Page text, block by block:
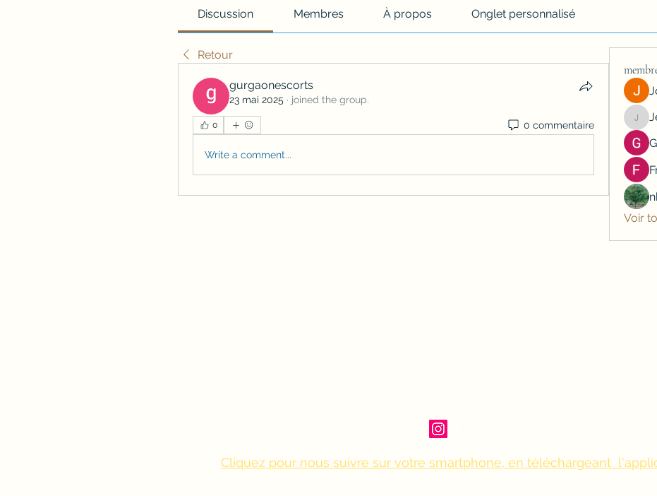
Discussion Membres À propos Onglet personnalisé
Retour
gurgaonescorts
23 mai 2025 · joined the group.
0 0 commentaire
Write a comment...
Voir
Cliquez pour nous suivre sur votre smartphone, en téléchargeant